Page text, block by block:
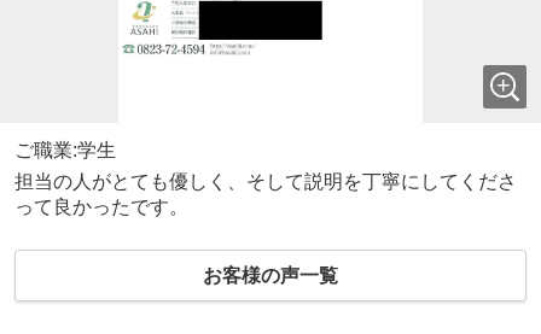
ご職業:学生
担当の人がとても優しく、そして説明を丁寧にしてくださ
って良かったです。
お客様の声一覧